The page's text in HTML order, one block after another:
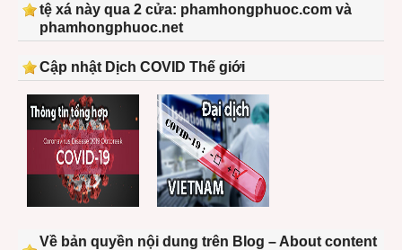
tệ xá này qua 2 cửa: phamhongphuoc.com và
phamhongphuoc.net
Cập nhật Dịch COVID Thế giới
Về bản quyền nội dung trên Blog – About content